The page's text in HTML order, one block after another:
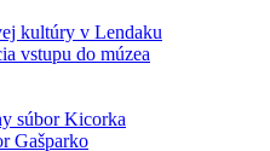
kultúry v Lendaku
vstupu do múzea
súbor Kicorka
Gašparko